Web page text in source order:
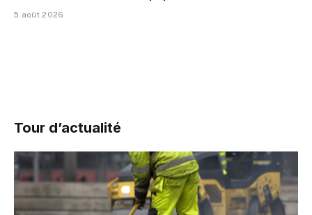
5 août 2026
Tour d’actualité